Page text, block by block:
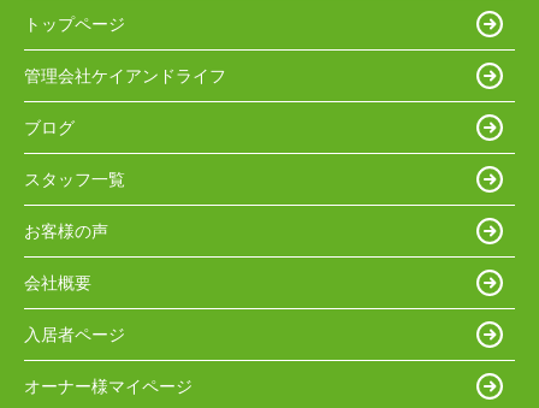
トップページ
管理会社ケイアンドライフ
ブログ
スタッフ一覧
お客様の声
会社概要
入居者ページ
オーナー様マイページ